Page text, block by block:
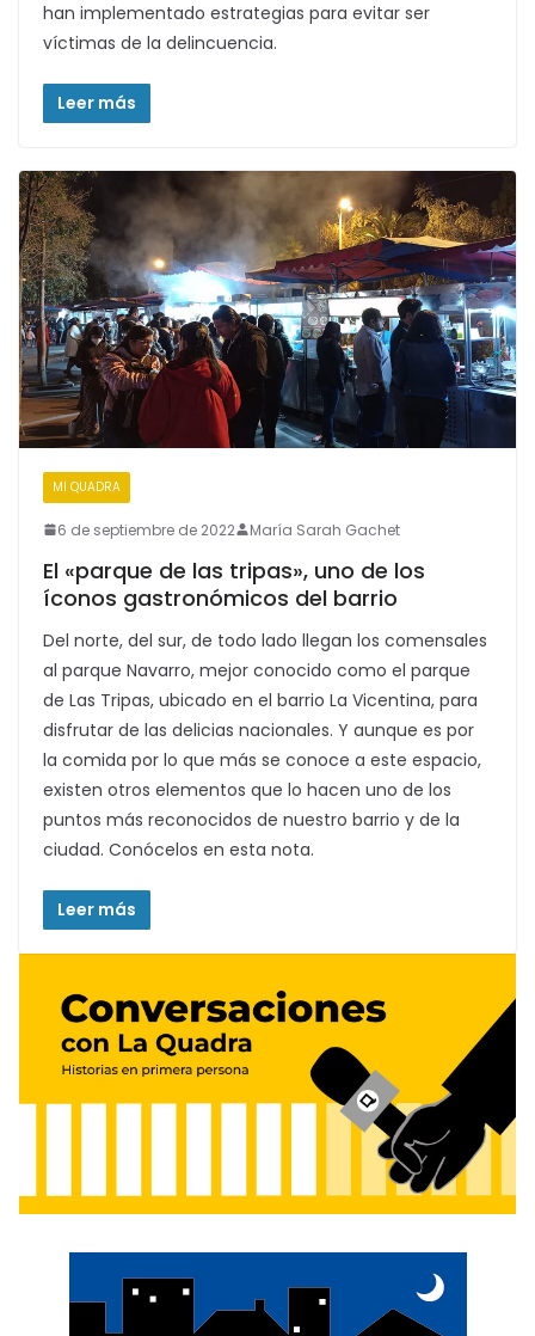
han implementado estrategias para evitar ser
víctimas de la delincuencia.
Leer más
MI QUADRA
6 de septiembre de 2022 María Sarah Gachet
El «parque de las tripas», uno de los
íconos gastronómicos del barrio
Del norte, del sur, de todo lado llegan los comensales
al parque Navarro, mejor conocido como el parque
de Las Tripas, ubicado en el barrio La Vicentina, para
disfrutar de las delicias nacionales. Y aunque es por
la comida por lo que más se conoce a este espacio,
existen otros elementos que lo hacen uno de los
puntos más reconocidos de nuestro barrio y de la
ciudad. Conócelos en esta nota.
Leer más